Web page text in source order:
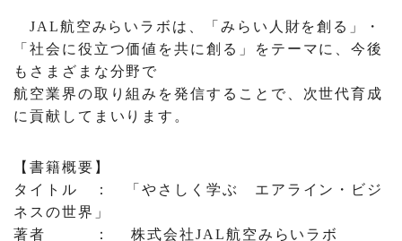
JAL航空みらいラボは、「みらい人財を創る」・
「社会に役立つ価値を共に創る」をテーマに、今後
もさまざまな分野で
航空業界の取り組みを発信することで、次世代育成
に貢献してまいります。
【書籍概要】
タイトル ： 「やさしく学ぶ エアライン・ビジ
ネスの世界」
著者 ： 株式会社JAL航空みらいラボ